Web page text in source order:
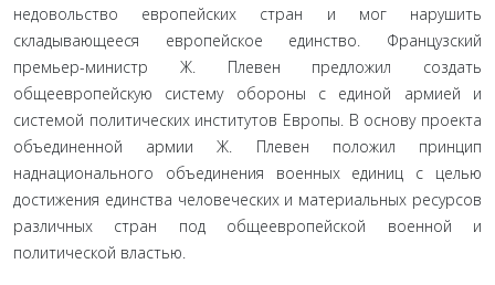
недовольство европейских стран и мог нарушить
складывающееся европейское единство. Французский
премьер-министр Ж. Плевен предложил создать
общеевропейскую систему обороны с единой армией и
системой политических институтов Европы. В основу проекта
объединенной армии Ж. Плевен положил принцип
наднационального объединения военных единиц с целью
достижения единства человеческих и материальных ресурсов
различных стран под общеевропейской военной и
политической властью.